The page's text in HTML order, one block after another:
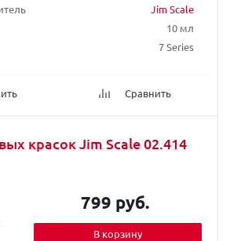
Jim Scale
10 мл
7 Series
Сравнить
красок Jim Scale 02.414
799 руб.
В корзину